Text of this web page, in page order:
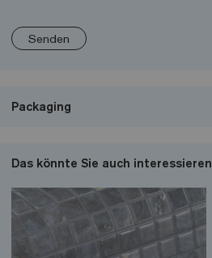
Senden
Packaging
Das könnte Sie auch interessieren